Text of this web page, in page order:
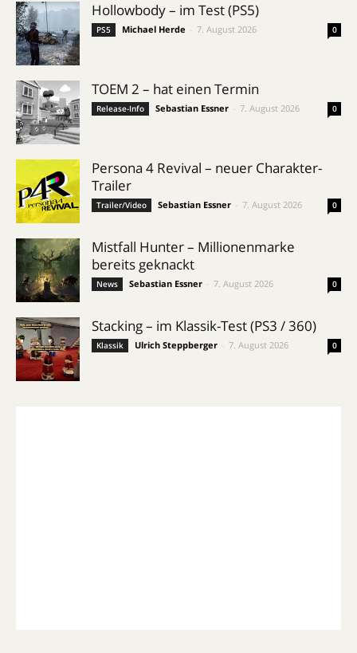
Hollowbody – im Test (PS5)
PS5 Michael Herde 7. August 2026 0
TOEM 2 – hat einen Termin
Release-Info Sebastian Essner 7. August 2026 0
Persona 4 Revival – neuer Charakter-
Trailer
Trailer/Video Sebastian Essner 7. August 2026 0
Mistfall Hunter – Millionenmarke
bereits geknackt
News Sebastian Essner 7. August 2026 0
Stacking – im Klassik-Test (PS3 / 360)
Klassik Ulrich Steppberger 7. August 2026 0